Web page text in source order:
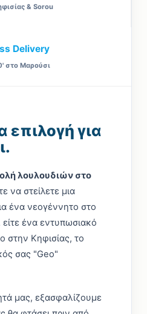
& Sorou
Delivery
στο Μαρούσι
επιλογή για
λουλουδιών στο
να στείλετε μια
ένα νεογέννητο στο
είτε ένα εντυπωσιακό
στην Κηφισίας, το
σας "Geo"
μας, εξασφαλίζουμε